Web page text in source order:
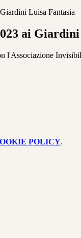
Luisa Fantasia
ai
l'Associazione
POLICY.